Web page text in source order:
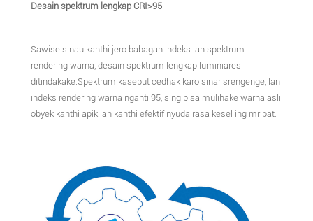
Desain spektrum lengkap CRI>95
Sawise sinau kanthi jero babagan indeks lan spektrum
rendering warna, desain spektrum lengkap luminiares
ditindakake.Spektrum kasebut cedhak karo sinar srengenge, lan
indeks rendering warna nganti 95, sing bisa mulihake warna asli
obyek kanthi apik lan kanthi efektif nyuda rasa kesel ing mripat.